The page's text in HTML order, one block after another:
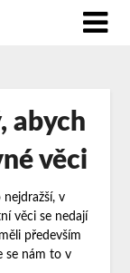
abych
věci
v
věci se nedají
především
se nám to v